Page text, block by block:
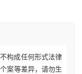
构成任何形式法律
案等差异，请勿生